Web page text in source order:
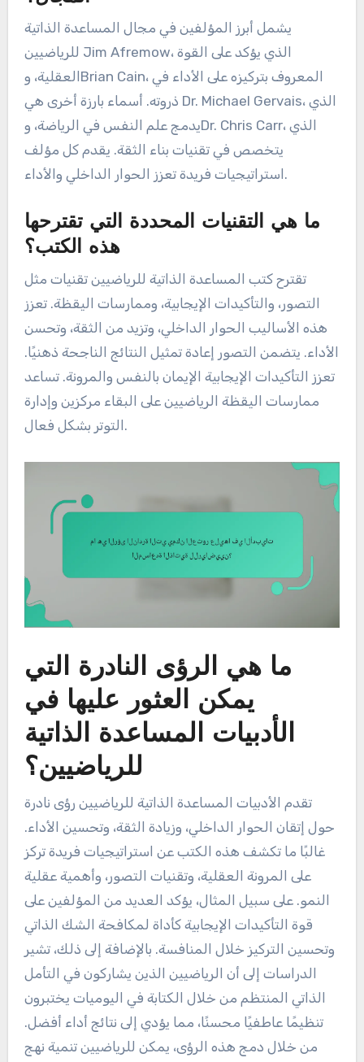
يشمل أبرز المؤلفين في مجال المساعدة الذاتية
للرياضيين Jim Afremow، الذي يؤكد على القوة
العقلية، وBrian Cain، المعروف بتركيزه على الأداء في
ذروته. أسماء بارزة أخرى هي Dr. Michael Gervais، الذي
يدمج علم النفس في الرياضة، وDr. Chris Carr، الذي
يتخصص في تقنيات بناء الثقة. يقدم كل مؤلف
استراتيجيات فريدة تعزز الحوار الداخلي والأداء.
ما هي التقنيات المحددة التي تقترحها
هذه الكتب؟
تقترح كتب المساعدة الذاتية للرياضيين تقنيات مثل
التصور، والتأكيدات الإيجابية، وممارسات اليقظة. تعزز
هذه الأساليب الحوار الداخلي، وتزيد من الثقة، وتحسن
الأداء. يتضمن التصور إعادة تمثيل النتائج الناجحة ذهنيًا.
تعزز التأكيدات الإيجابية الإيمان بالنفس والمرونة. تساعد
ممارسات اليقظة الرياضيين على البقاء مركزين وإدارة
التوتر بشكل فعال.
ما هي الرؤى النادرة التي
يمكن العثور عليها في
الأدبيات المساعدة الذاتية
للرياضيين؟
تقدم الأدبيات المساعدة الذاتية للرياضيين رؤى نادرة
حول إتقان الحوار الداخلي، وزيادة الثقة، وتحسين الأداء.
غالبًا ما تكشف هذه الكتب عن استراتيجيات فريدة تركز
على المرونة العقلية، وتقنيات التصور، وأهمية عقلية
النمو. على سبيل المثال، يؤكد العديد من المؤلفين على
قوة التأكيدات الإيجابية كأداة لمكافحة الشك الذاتي
وتحسين التركيز خلال المنافسة. بالإضافة إلى ذلك، تشير
الدراسات إلى أن الرياضيين الذين يشاركون في التأمل
الذاتي المنتظم من خلال الكتابة في اليوميات يختبرون
تنظيمًا عاطفيًا محسنًا، مما يؤدي إلى نتائج أداء أفضل.
من خلال دمج هذه الرؤى، يمكن للرياضيين تنمية نهج